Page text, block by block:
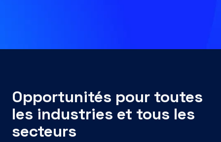
Opportunités pour toutes
les industries et tous les
secteurs